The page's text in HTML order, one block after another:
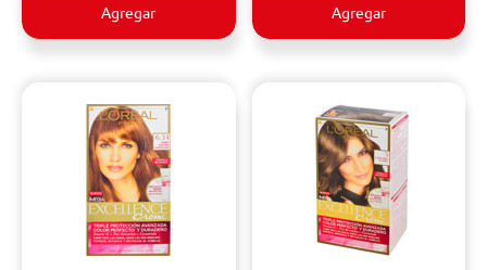
Agregar Agregar